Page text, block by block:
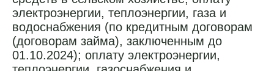
электроэнергии, теплоэнергии, газа и
водоснабжения (по кредитным договорам
(договорам займа), заключенным до
01.10.2024); оплату электроэнергии,